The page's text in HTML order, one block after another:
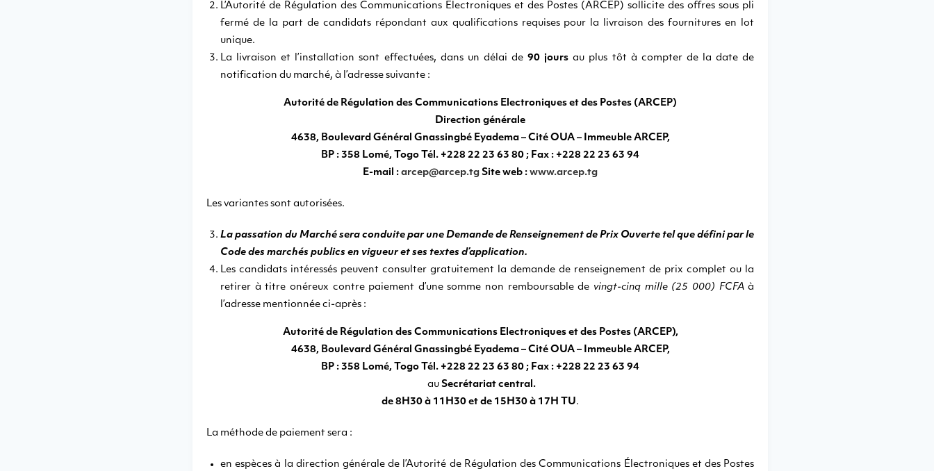
L’Autorité de Régulation des Communications Electroniques et des Postes (ARCEP) sollicite des offres sous pli
fermé de la part de candidats répondant aux qualifications requises pour la livraison des fournitures en lot
unique.
La livraison et l’installation sont effectuées, dans un délai de90 jours au plus tôt à compter de la date de
notification du marché, à l’adresse suivante :
Autorité de Régulation des Communications Electroniques et des Postes (ARCEP)
Direction générale
4638, Boulevard Général Gnassingbé Eyadema – Cité OUA – Immeuble ARCEP,
BP : 358 Lomé, Togo Tél. +228 22 23 63 80 ; Fax : +228 22 23 63 94
E-mail :arcep@arcep.tg Site web :www.arcep.tg
Les variantes sont autorisées.
La passation du Marché sera conduite par une Demande de Renseignement de Prix Ouverte tel que défini par le
Code des marchés publics en vigueur et ses textes d’application.
Les candidats intéressés peuvent consulter gratuitement la demande de renseignement de prix complet ou la
retirer à titre onéreux contre paiement d’une somme non remboursable de vingt-cinq mille (25 000) FCFAà
l’adresse mentionnée ci-après :
Autorité de Régulation des Communications Electroniques et des Postes (ARCEP),
4638, Boulevard Général Gnassingbé Eyadema – Cité OUA – Immeuble ARCEP,
BP : 358 Lomé, Togo Tél. +228 22 23 63 80 ; Fax : +228 22 23 63 94
au Secrétariat central.
de 8H30 à 11H30 et de 15H30 à 17H TU.
La méthode de paiement sera :
en espèces à la direction générale de l’Autorité de Régulation des Communications Électroniques et des Postes